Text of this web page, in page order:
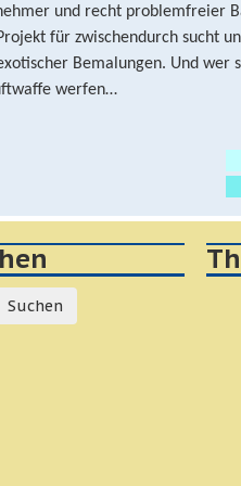
und recht problemfreier
für zwischendurch sucht
Bemalungen. Und
werfen…
Suchen